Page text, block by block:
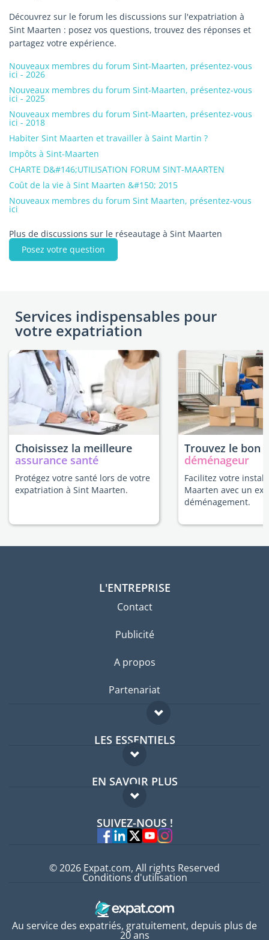
Découvrez sur le forum les discussions sur l'expatriation à
Sint Maarten : posez vos questions, trouvez des réponses et
partagez votre expérience.
Nouveaux membres du forum Sint-Maarten, présentez-vous
ici - 2026
Nouveaux membres du forum Sint-Maarten, présentez-vous
ici - 2025
Nouveaux membres du forum Sint-Maarten, présentez-vous
ici - 2018
Habiter Sint Maarten et travailler à Saint Martin ?
Impôts à Sint-Maarten
CHARTE D&#146;UTILISATION FORUM SINT-MAARTEN
Coût de la vie à Sint Maarten &#150; 2015
Nouveaux membres du forum Sint Maarten, présentez-vous
ici
Plus de discussions sur le réseautage à Sint Maarten
Posez votre question
Services indispensables pour
votre expatriation
Choisissez la meilleure
assurance santé
Protégez votre santé lors de votre
expatriation à Sint Maarten.
Trouvez le bon
déménageur
Facilitez votre
Maarten avec un
déménagement.
L'ENTREPRISE
Contact
Publicité
A propos
Partenariat
LES ESSENTIELS
Forum expatriés
Guides pays
EN SAVOIR PLUS
FAQ
Experts
SUIVEZ-NOUS !
Au service des expatriés, gratuitement, depuis plus de
20 ans
© 2026 Expat.com, All rights Reserved
Conditions d'utilisation